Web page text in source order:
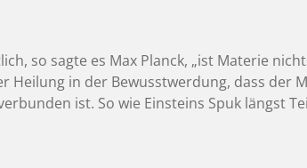
so sagte es Max Planck, „ist Materie
Heilung in der Bewusstwerdung, dass der
ist. So wie Einsteins Spuk längst